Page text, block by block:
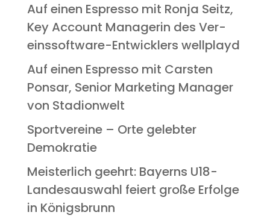
Auf einen Espres­so mit Ron­ja Seitz,
Key Account Mana­ge­rin des Ver­
eins­soft­ware-Ent­wick­lers wellplayd
Auf einen Espres­so mit Cars­ten
Pon­s­ar, Seni­or Mar­ke­ting Mana­ger
von Stadionwelt
Sport­ver­ei­ne – Orte geleb­ter
Demokratie
Meis­ter­lich geehrt: Bay­erns U18-
Lan­des­aus­wahl fei­ert gro­ße Erfol­ge
in Königsbrunn